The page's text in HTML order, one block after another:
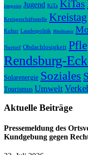
Integration Jugend KiTa KiTas
Kreisgeschäftsstelle Kreistag
Kultur Landespolitik Mittelhostein
Nortorf Obdachlosigkeit
Rendsburg-
Solarenergie Soziales
Tourismus Umwelt
Aktuelle Beiträge
Pressemeldung des
Kundgebung gegen